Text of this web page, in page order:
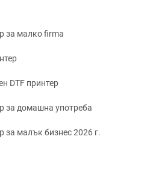
за малко firma
DTF принтер
за домашна употреба
за малък бизнес 2026 г.